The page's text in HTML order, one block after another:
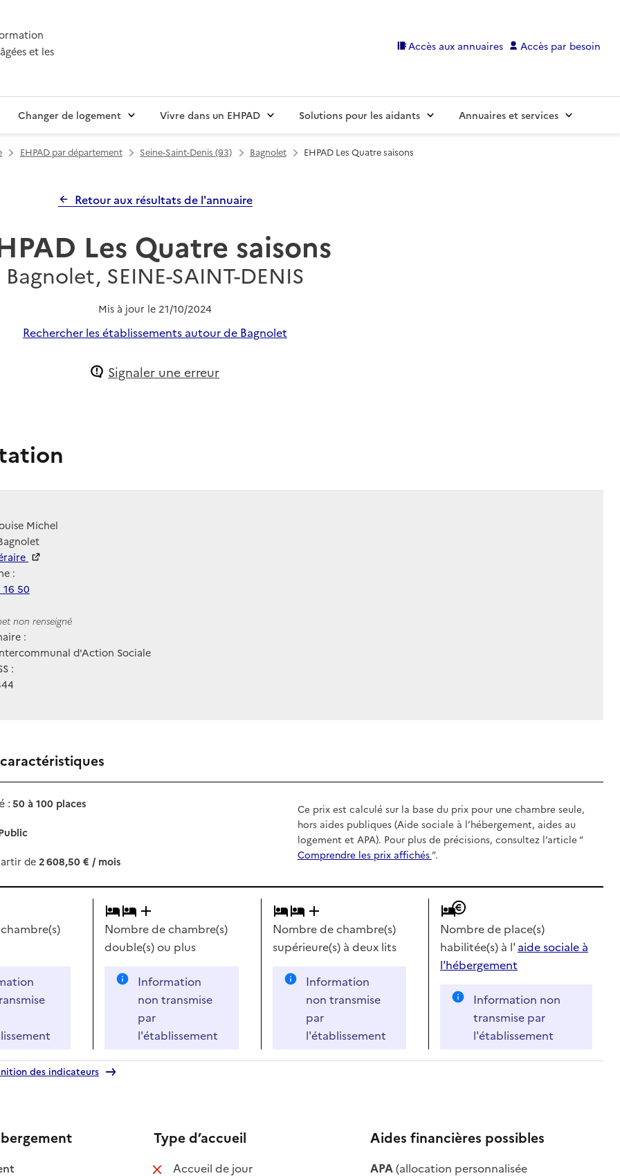
et les
Accès aux annuaires Accès par besoin
Changer de logement Vivre dans un EHPAD Solutions pour les aidants Annuaires et services
EHPAD par département Seine-Saint-Denis (93) Bagnolet EHPAD Les Quatre saisons
Retour aux résultats de l'annuaire
Les Quatre saisons
Bagnolet, SEINE-SAINT-DENIS
Mis à jour le 21/10/2024
Rechercher les établissements autour de Bagnolet
Signaler une erreur
Michel
:
16 50
non renseigné
:
d'Action Sociale
:
:50 à 100 places
de 2 608,50 € / mois
Ce prix est calculé sur la base du prix pour une chambre seule,
hors aides publiques (Aide sociale à l’hébergement, aides au
logement et APA). Pour plus de précisions, consultez l’article “
Comprendre les prix affichés”.
Nombre de chambre(s)
double(s)ou plus
Information
non transmise
par
l'établissement
Nombre de chambre(s)
supérieure(s) à deux lits
Information
non transmise
par
l'établissement
Nombre de place(s)
habilitée(s) à l' aide sociale à
l'hébergement
Information non
transmise par
l'établissement
des indicateurs
Type d’accueil
Accueil de jour: non disponible
Aides financières possibles
APA(allocation personnalisée